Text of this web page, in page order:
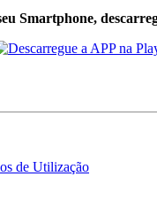
Smartphone,
de Utilização